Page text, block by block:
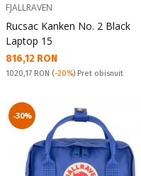
FJALLRAVEN
Rucsac Kanken No. 2 Black
Laptop 15
Текуща цена:
816,12 RON
Pret obisnuit:
1020,17 RON (-20%) Pret obisnuit
-30%